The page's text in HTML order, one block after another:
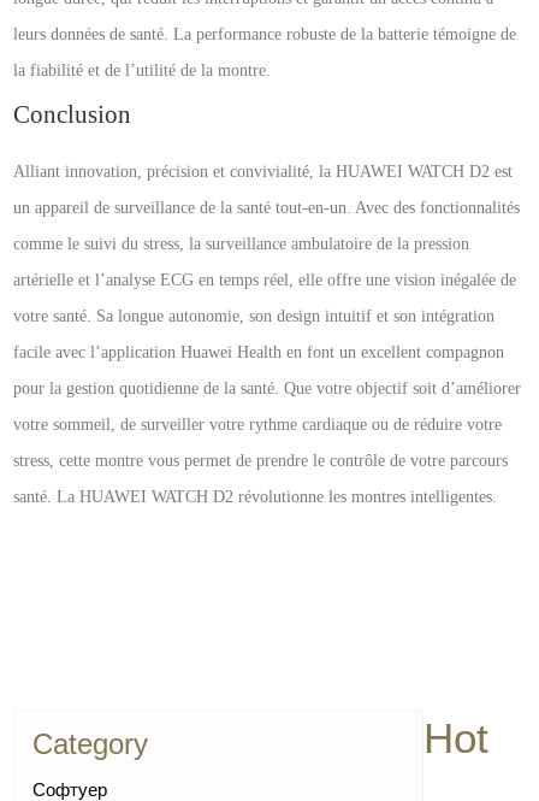
leurs données de santé. La performance robuste de la batterie témoigne de
la fiabilité et de l’utilité de la montre.
Conclusion
Alliant innovation, précision et convivialité, la HUAWEI WATCH D2 est
un appareil de surveillance de la santé tout-en-un. Avec des fonctionnalités
comme le suivi du stress, la surveillance ambulatoire de la pression
artérielle et l’analyse ECG en temps réel, elle offre une vision inégalée de
votre santé. Sa longue autonomie, son design intuitif et son intégration
facile avec l’application Huawei Health en font un excellent compagnon
pour la gestion quotidienne de la santé. Que votre objectif soit d’améliorer
votre sommeil, de surveiller votre rythme cardiaque ou de réduire votre
stress, cette montre vous permet de prendre le contrôle de votre parcours
santé. La HUAWEI WATCH D2 révolutionne les montres intelligentes.
Category
Софтуер
Hot